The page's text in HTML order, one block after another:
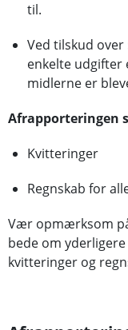
til.
Ved tilskud over
enkelte udgifter
midlerne er
Afrapporteringen
Kvitteringer
Regnskab for
Vær opmærksom
bede om
kvitteringer og